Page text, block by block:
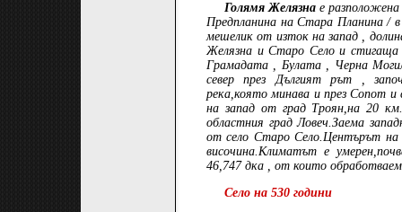
Голямя Желязна е разположена
Предпланина на Стара Планина /
мешелик от изток на запад ,
Желязна и Старо Село и
Грамадата , Булата , Черна
север през Дългият рът ,
река,която минава и през Сопот
на запад от град Троян,на 20
областния град Ловеч.Заема
от село Старо Село.Центърът на
височина.Климатът е
46,747 дка , от които
Село на 530 години